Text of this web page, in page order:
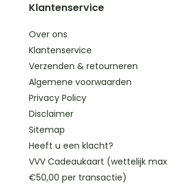
Klantenservice
Over ons
Klantenservice
Verzenden & retourneren
Algemene voorwaarden
Privacy Policy
Disclaimer
Sitemap
Heeft u een klacht?
VVV Cadeaukaart (wettelijk max
€50,00 per transactie)